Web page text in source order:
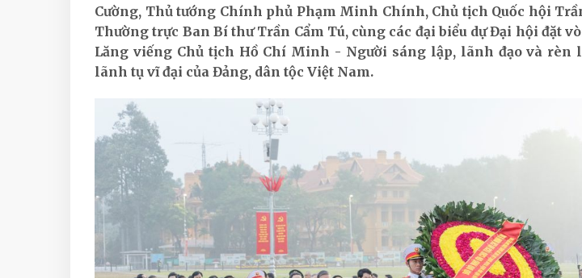
Cường, Thủ tướng Chính phủ Phạm Minh Chính, Chủ tịch Quốc hội
Thường trực Ban Bí thư Trần Cẩm Tú, cùng các đại biểu dự Đại hội đặt
Lăng viếng Chủ tịch Hồ Chí Minh - Người sáng lập, lãnh đạo và rèn
lãnh tụ vĩ đại của Đảng, dân tộc Việt Nam.